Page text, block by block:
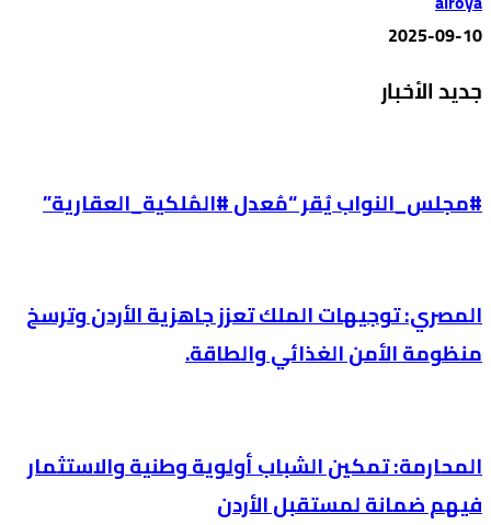
2025-09-10
جديد الأخبار
#مجلس_النواب يُقر “مُعدل #المُلكية_العقارية”
المصري: توجيهات الملك تعزز جاهزية الأردن وترسخ
منظومة الأمن الغذائي والطاقة.
المحارمة: تمكين الشباب أولوية وطنية والاستثمار
فيهم ضمانة لمستقبل الأردن